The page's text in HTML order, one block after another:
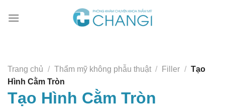
đến
Trang chủ / Thẩm mỹ không phẫu thuật / Filler / Tạo
Hình Cằm Tròn
Tạo Hình Cằm Tròn